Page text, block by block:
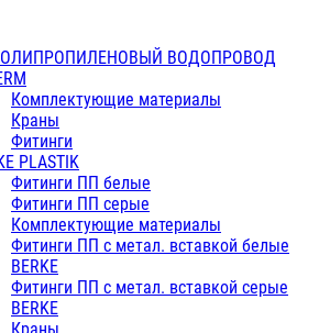
ВОДОПРОВОД
Комплектующие материалы
Краны
Фитинги
PLASTIK
Фитинги ПП белые
Фитинги ПП серые
Комплектующие материалы
Фитинги ПП с метал. вставкой белые
BERKE
Фитинги ПП с метал. вставкой серые
BERKE